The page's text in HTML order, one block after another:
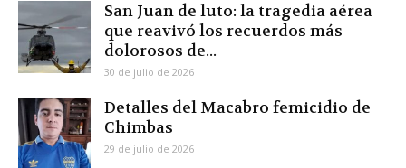
San Juan de luto: la tragedia aérea
que reavivó los recuerdos más
dolorosos de...
30 de julio de 2026
Detalles del Macabro femicidio de
Chimbas
29 de julio de 2026